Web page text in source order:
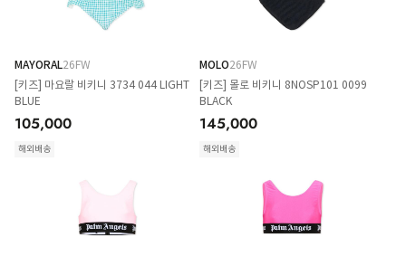
MAYORAL26FW
[키즈] 마요랄 비키니 3734 044 LIGHT
BLUE
105,000
해외배송
MOLO26FW
[키즈] 몰로 비키니 8NOSP101 0099
BLACK
145,000
해외배송